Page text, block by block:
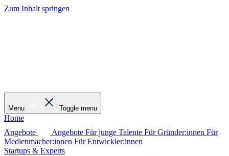
Zum Inhalt springen
Menu Toggle menu
Home
Angebote
Angebote Für junge Talente Für Gründer:innen Für
Medienmacher:innen Für Entwickler:innen
Startups & Experts